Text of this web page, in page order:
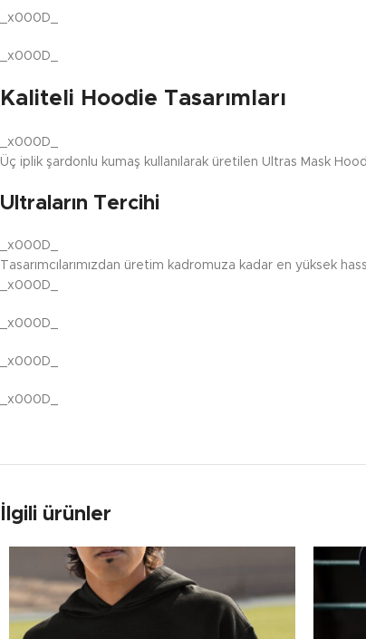
_x000D_
_x000D_
Kaliteli Hoodie Tasarımları
_x000D_
Üç iplik şardonlu kumaş kullanılarak üretilen Ultras Mask
Ultraların Tercihi
_x000D_
Tasarımcılarımızdan üretim kadromuza kadar en yüksek
_x000D_
_x000D_
_x000D_
_x000D_
İlgili ürünler